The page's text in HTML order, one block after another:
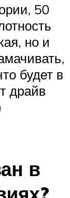
50
но и
будет в
драйв
в